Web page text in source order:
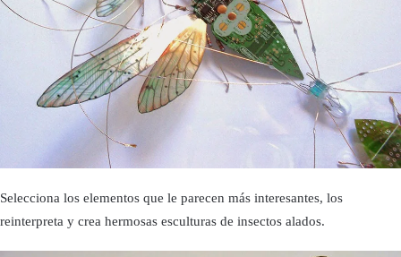
Selecciona los elementos que le parecen más interesantes, los
reinterpreta y crea hermosas esculturas de insectos alados.